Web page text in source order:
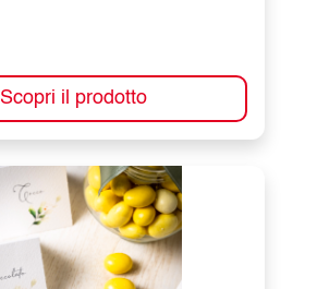
Scopri il prodotto